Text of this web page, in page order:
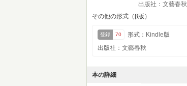
出版社：文藝春秋
その他の形式（β版）
登録 70
形式：Kindle版
出版社：文藝春秋
本の詳細